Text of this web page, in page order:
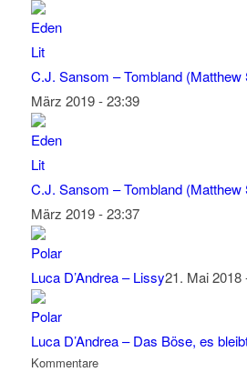
C.J. Sansom – Tombland (Matthew
März 2019 - 23:39
C.J. Sansom – Tombland (Matthew
März 2019 - 23:37
Luca D’Andrea – Lissy21. Mai 2018
Luca D’Andrea – Das Böse, es
Kommentare